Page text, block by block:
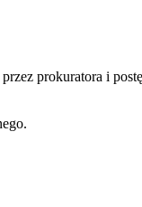
prokuratora i